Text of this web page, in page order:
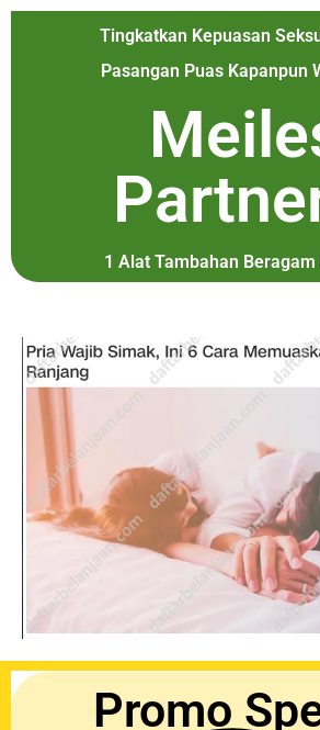
Tingkatkan Kepuasan
Pasangan Puas Kapanpun
1 Alat Tambahan
Promo